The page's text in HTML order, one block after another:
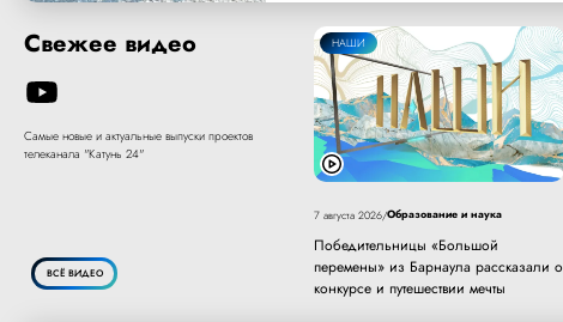
Свежее видео
Самые новые и актуальные выпуски проектов
телеканала "Катунь 24"
ВСЁ ВИДЕО
НАШИ
7 августа 2026/Образование и наука
Победительницы «Большой
перемены» из Барнаула рассказали о
конкурсе и путешествии мечты